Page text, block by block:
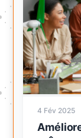
4 Fév 2025